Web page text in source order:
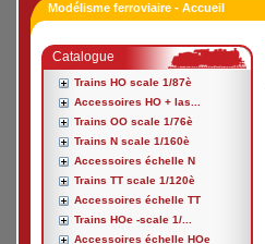
Modélisme ferroviaire - Accueil
Catalogue
Trains HO scale 1/87è
Accessoires HO + las...
Trains OO scale 1/76è
Trains N scale 1/160è
Accessoires échelle N
Trains TT scale 1/120è
Accessoires échelle TT
Trains HOe -scale 1/...
Accessoires échelle HOe